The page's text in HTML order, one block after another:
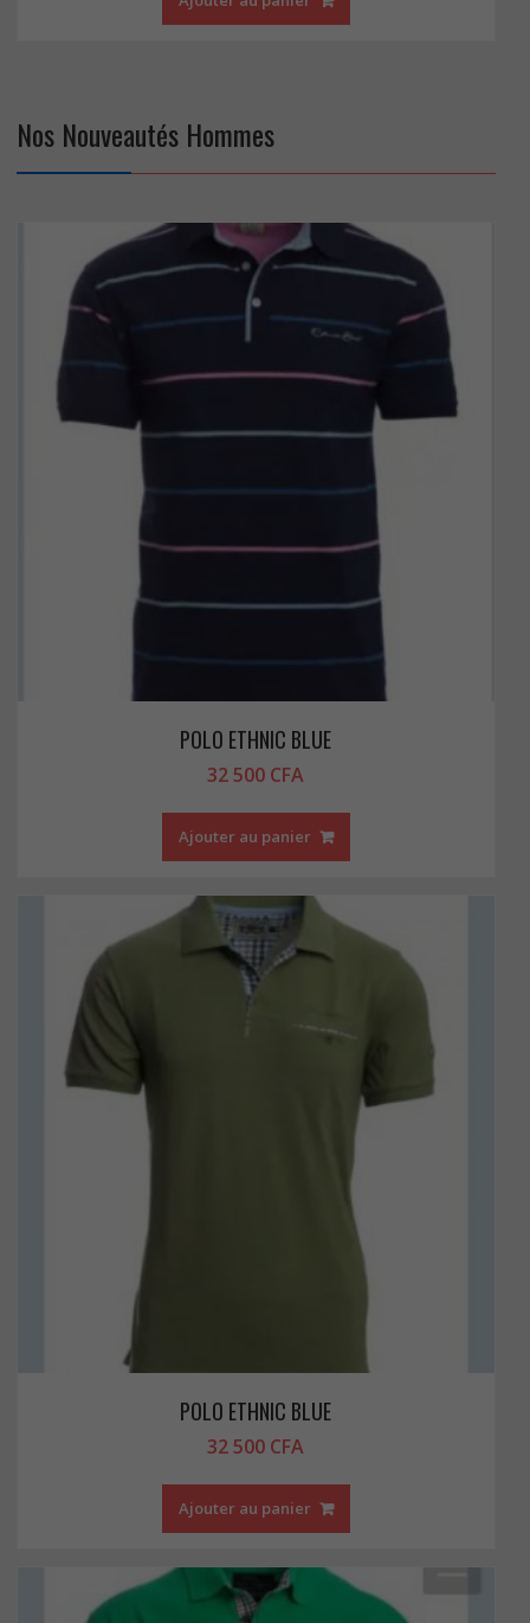
Nos Nouveautés Hommes
POLO ETHNIC BLUE
32 500 CFA
Ajouter au panier
POLO ETHNIC BLUE
32 500 CFA
Ajouter au panier